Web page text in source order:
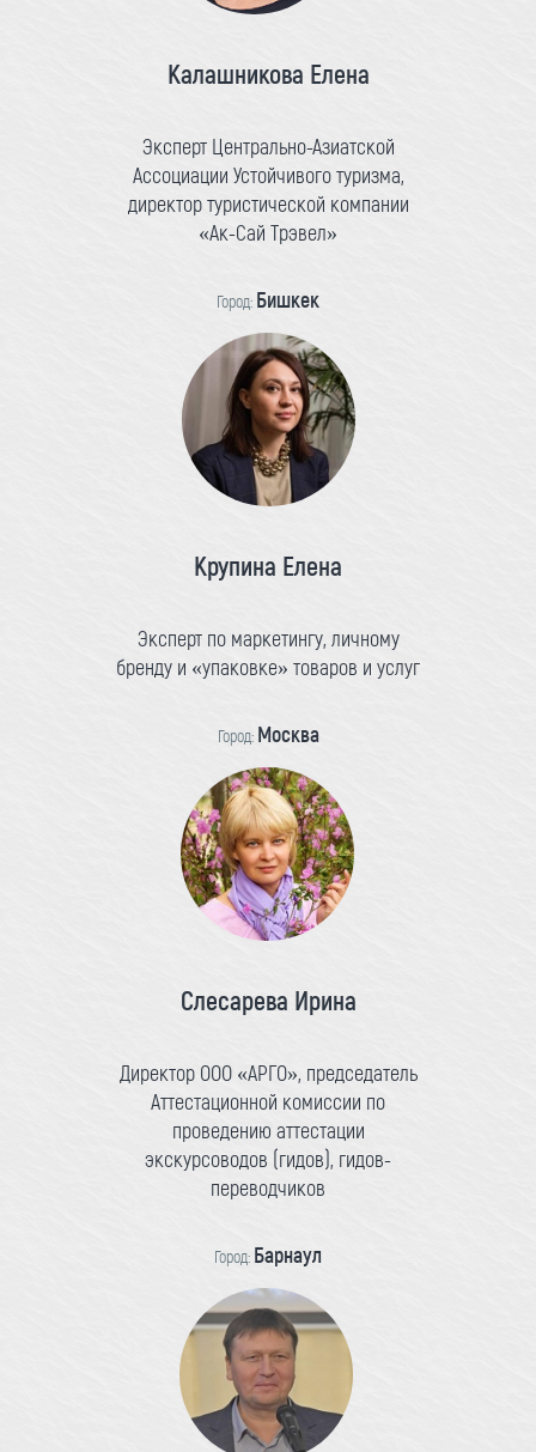
Калашникова Елена
Эксперт Центрально-Азиатской
Ассоциации Устойчивого туризма,
директор туристической компании
«Ак-Сай Трэвел»
Город: Бишкек
Крупина Елена
Эксперт по маркетингу, личному
бренду и «упаковке» товаров и услуг
Город: Москва
Слесарева Ирина
Директор ООО «АРГО», председатель
Аттестационной комиссии по
проведению аттестации
экскурсоводов (гидов), гидов-
переводчиков
Город: Барнаул